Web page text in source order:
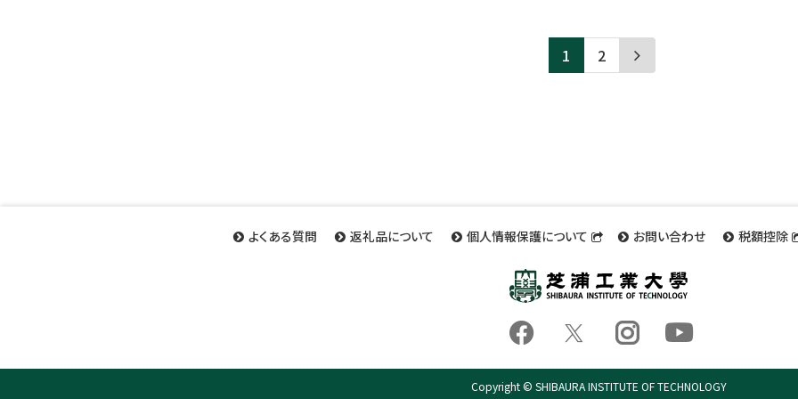
1 2
よくある質問 返礼品について 個人情報保護について お問い合わせ 税額控除
Fac
ok
Tw
r
Ins
ra
Yo
ube
Copyright © SHIBAURA INSTITUTE OF TECHNOLOGY